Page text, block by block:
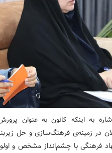
به اینکه کانون به عنوان
در زمینه‌ی فرهنگ‌سازی و حل
فرهنگی با چشم‌انداز مشخص و